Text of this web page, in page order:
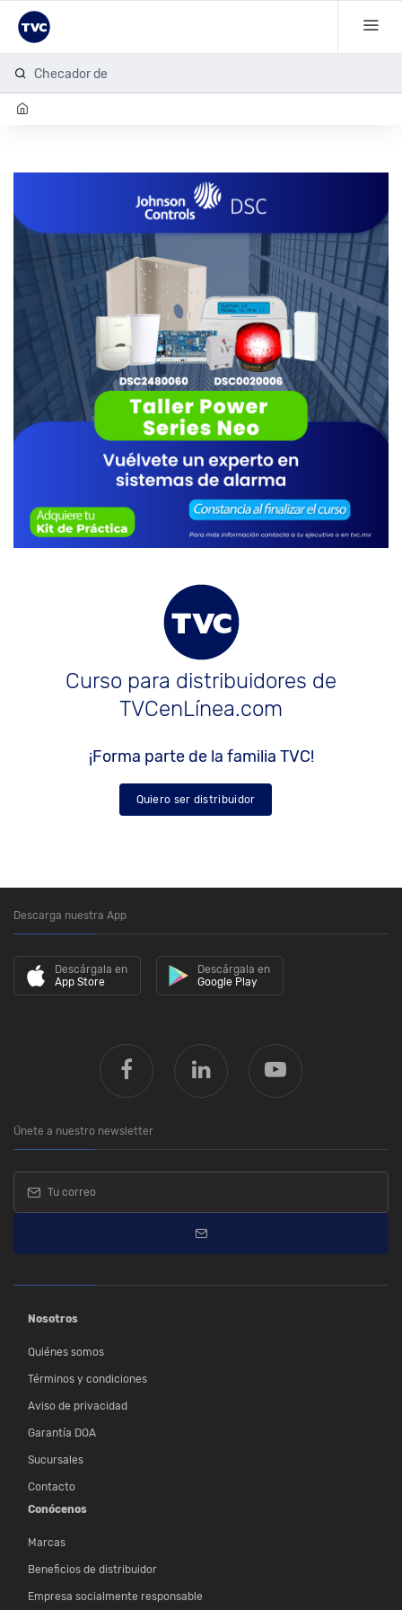
Checador de hu
Curso para distribuidores de
TVCenLínea.com
¡Forma parte de la familia TVC!
Quiero ser distribuidor
Descarga nuestra App
Descárgala en
App Store
Descárgala en
Google Play
Únete a nuestro newsletter
Nosotros
Quiénes somos
Términos y condiciones
Aviso de privacidad
Garantía DOA
Sucursales
Contacto
Conócenos
Marcas
Beneficios de distribuidor
Empresa socialmente responsable